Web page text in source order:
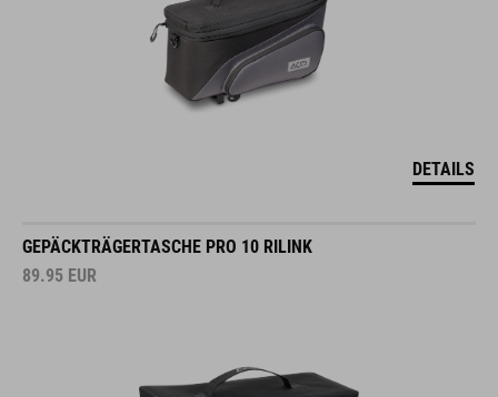
DETAILS
GEPÄCKTRÄGERTASCHE PRO 10 RILINK
89.95 EUR